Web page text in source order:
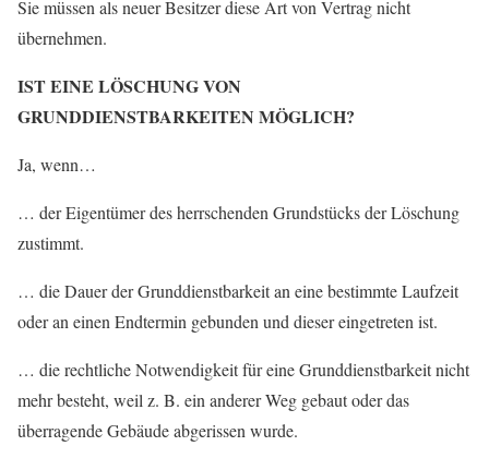
Sie müssen als neuer Besitzer diese Art von Vertrag nicht
übernehmen.
IST EINE LÖSCHUNG VON
GRUNDDIENSTBARKEITEN MÖGLICH?
Ja, wenn…
… der Eigentümer des herrschenden Grundstücks der Löschung
zustimmt.
… die Dauer der Grunddienstbarkeit an eine bestimmte Laufzeit
oder an einen Endtermin gebunden und dieser eingetreten ist.
… die rechtliche Notwendigkeit für eine Grunddienstbarkeit nicht
mehr besteht, weil z. B. ein anderer Weg gebaut oder das
überragende Gebäude abgerissen wurde.